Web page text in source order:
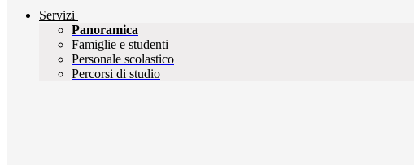
Servizi
Panoramica
Famiglie e studenti
Personale scolastico
Percorsi di studio